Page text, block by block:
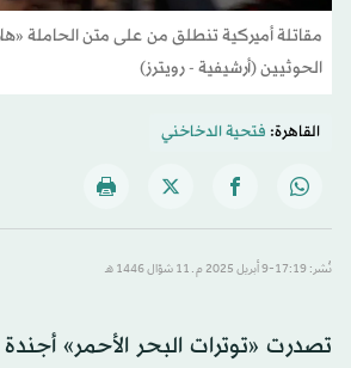
مقاتلة أميركية تنطلق من على متن الحاملة
الحوثيين (أرشيفية - رويترز)
القاهرة: فتحية الدخاخني
نُشر: 17:19-9 أبريل 2025 م ـ 11 شوّال 1446 هـ
تصدرت «توترات البحر الأحمر»